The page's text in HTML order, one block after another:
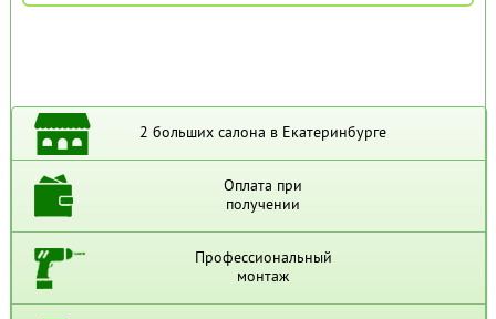
2 больших салона в Екатеринбурге
Оплата при
получении
Профессиональный
монтаж